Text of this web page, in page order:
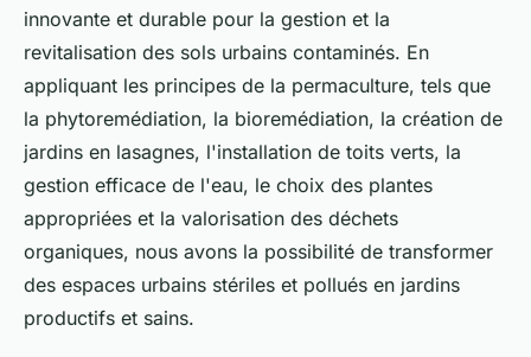
innovante et durable pour la gestion et la
revitalisation des sols urbains contaminés. En
appliquant les principes de la permaculture, tels que
la phytoremédiation, la bioremédiation, la création de
jardins en lasagnes, l'installation de toits verts, la
gestion efficace de l'eau, le choix des plantes
appropriées et la valorisation des déchets
organiques, nous avons la possibilité de transformer
des espaces urbains stériles et pollués en jardins
productifs et sains.